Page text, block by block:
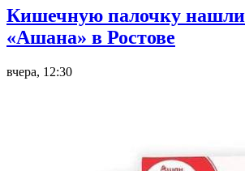
Кишечную палочку нашли
«Ашана» в Ростове
вчера, 12:30